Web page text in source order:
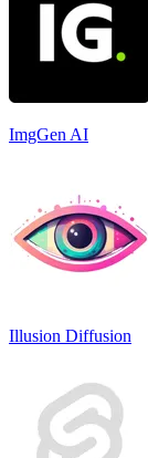
ImgGen AI
Illusion Diffusion